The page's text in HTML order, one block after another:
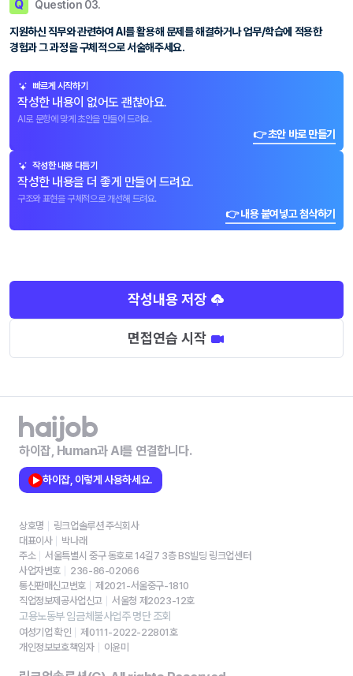
Q Question 03.
지원하신 직무와 관련하여 AI를 활용해 문제를 해결하거나 업무/학습에 적용한
경험과 그 과정을 구체적으로 서술해주세요.
빠르게 시작하기
작성한 내용이 없어도 괜찮아요.
AI로 문항에 맞게 초안을 만들어 드려요.
👉 초안 바로 만들기
작성한 내용 다듬기
작성한 내용을 더 좋게 만들어 드려요.
구조와 표현을 구체적으로 개선해 드려요.
👉 내용 붙여넣고 첨삭하기
작성내용 저장
면접연습 시작
하이잡, Human과 AI를 연결합니다.
하이잡, 이렇게 사용하세요.
상호명
링크업솔루션 주식회사
대표이사
박나래
주소
서울특별시 중구 동호로 14길7 3층 BS빌딩 링크업센터
사업자번호
236-86-02066
통신판매신고번호
제2021-서울중구-1810
직업정보제공사업신고
서울청 제2023-12호
고용노동부 임금체불사업주 명단 조회
여성기업 확인
제0111-2022-22801호
개인정보보호책임자
이윤미